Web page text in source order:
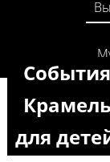
События
для